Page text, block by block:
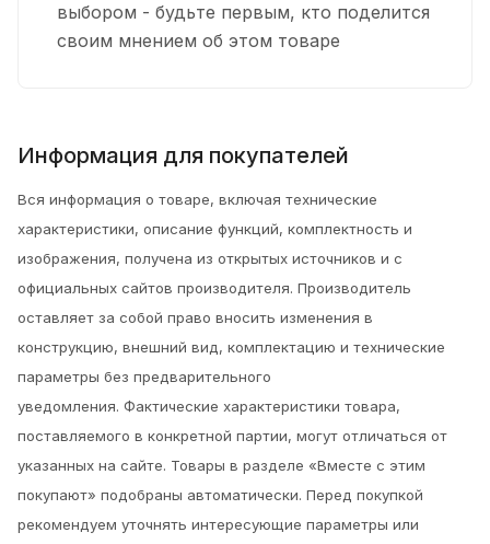
выбором - будьте первым, кто поделится
своим мнением об этом товаре
Информация для покупателей
Вся информация о товаре, включая технические
характеристики, описание функций, комплектность и
изображения, получена из открытых источников и с
официальных сайтов производителя. Производитель
оставляет за собой право вносить изменения в
конструкцию, внешний вид, комплектацию и технические
параметры без предварительного
уведомления. Фактические характеристики товара,
поставляемого в конкретной партии, могут отличаться от
указанных на сайте. Товары в разделе «Вместе с этим
покупают» подобраны автоматически. Перед покупкой
рекомендуем уточнять интересующие параметры или